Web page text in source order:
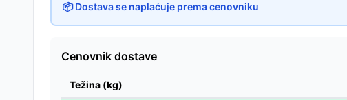
📦 Dostava se naplaćuje prema cenovniku
Cenovnik dostave
Težina (kg)